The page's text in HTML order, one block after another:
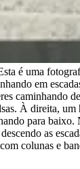
é uma
em
caminhando
À direita, um
para baixo.
as
colunas e